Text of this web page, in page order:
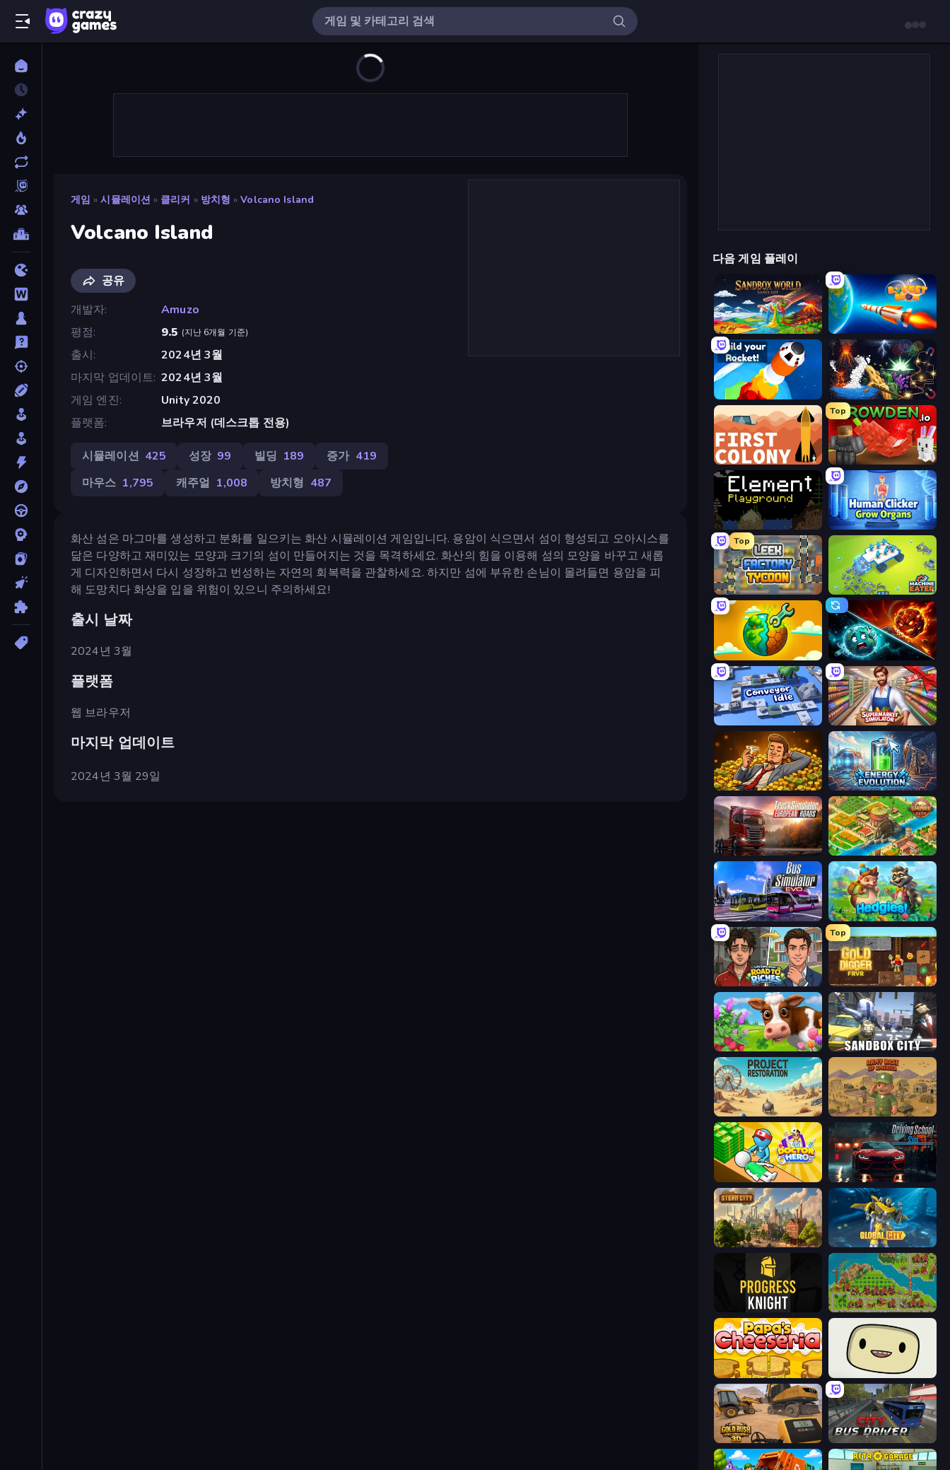
게임 » 시뮬레이션 » 클리커 » 방치형 » Volcano Island
Volcano Island
공유
개발자
Amuzo
평점
9.5 (지난 6개월 기준)
출시
2024년 3월
마지막 업데이트 2024년 3월
게임 엔진
Unity 2020
플랫폼
브라우저 (데스크톱 전용)
시뮬레이션 425 성장 99 빌딩 189 증가 419
마우스 1,795 캐주얼 1,008 방치형 487
화산 섬은 마그마를 생성하고 분화를 일으키는 화산 시뮬레이션 게임입니다. 용암이 식으면서 섬이 형성되고 오아시스를
닮은 다양하고 재미있는 모양과 크기의 섬이 만들어지는 것을 목격하세요. 화산의 힘을 이용해 섬의 모양을 바꾸고 새롭
게 디자인하면서 다시 성장하고 번성하는 자연의 회복력을 관찰하세요. 하지만 섬에 부유한 손님이 몰려들면 용암을 피
해 도망치다 화상을 입을 위험이 있으니 주의하세요!
출시 날짜
2024년 3월
플랫폼
웹 브라우저
마지막 업데이트
2024년 3월 29일
다음 게임 플레이
Sandbox World: Sand Art Rocket Boom: Space Destroy 3D
Build your Rocket Sandbox: Particle World
First Colony
Top
Grow A Garden | Growden.io
Element Playground Human Clicker: Grow Organs
Top
Leek Factory Tycoon Machine Eater
Land Explorers: Merge & Build PlanetCrush 2
Conveyor Idle Supermarket Simulator: Store Manager
Idle Billionaire Tycoon Energy Evolution
Truck Simulator: European Roads Empire City
Bus Simulator: EVO Hedgies
Life Simulator: Road to Riches
Top
Gold Digger FRVR
Country Life Meadows Sandbox City
Project Restoration Army Base Of America
Doctor Hero Driving School Simulator
Steam City Global City
Progress Knight City Idle
Papa's Cheeseria SuperWEIRD
Gold Rush: Gold Simulator 3D City Bus Driver